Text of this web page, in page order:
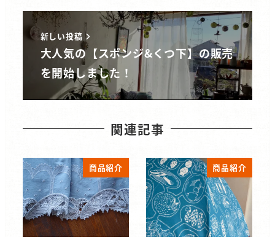
新しい投稿
大人気の【スポンジ&くつ下】の販売
を開始しました！
関連記事
商品紹介 商品紹介